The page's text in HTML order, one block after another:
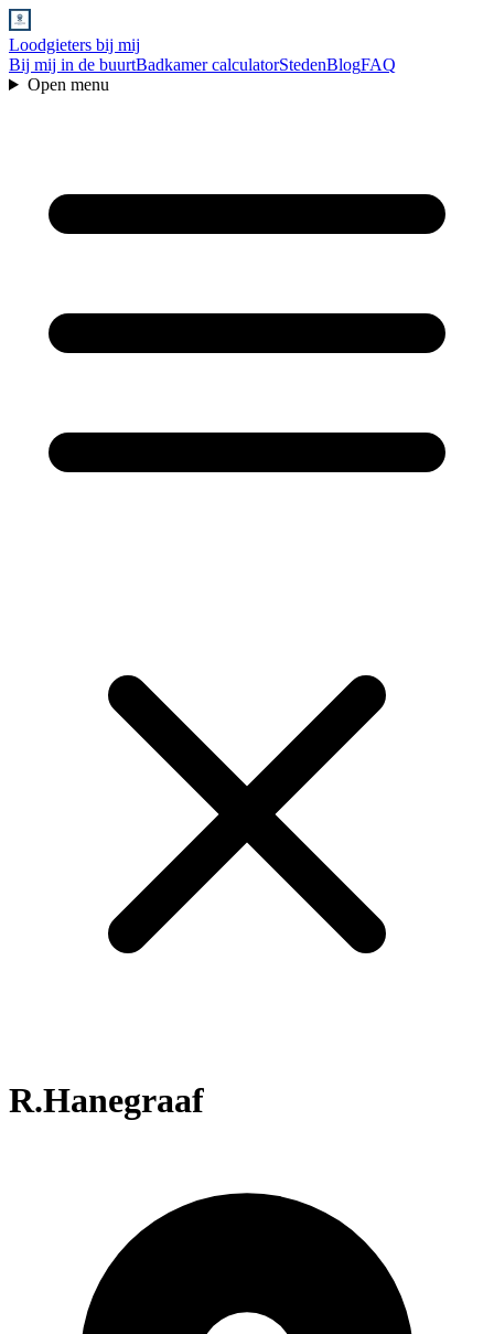
Loodgieters bij mij
Bij mij in de buurtBadkamer calculatorStedenBlogFAQ
Open menu
R.Hanegraaf